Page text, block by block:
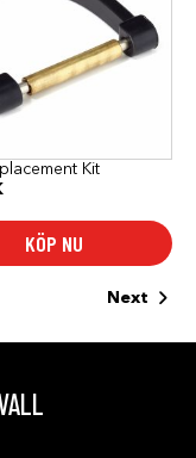
Kit
KÖP NU
Next